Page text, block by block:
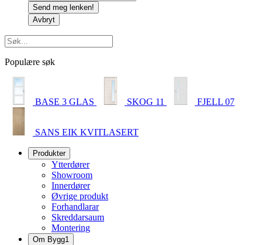
Send meg lenken!
Avbryt
Populære søk
BASE 3 GLAS SKOG 11 FJELL 07
SANS EIK KVITLASERT
Produkter
Ytterdører
Showroom
Innerdører
Øvrige produkt
Forhandlarar
Skreddarsaum
Montering
Om Bygg1